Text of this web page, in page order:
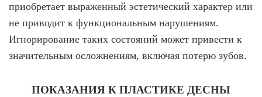
Реставрация зубов
Отбеливание зубов
Эстетическая стоматология
приобретает выраженный эстетический характер или
не приводит к функциональным нарушениям.
Игнорирование таких состояний может привести к
значительным осложнениям, включая потерю зубов.
ПОКАЗАНИЯ К ПЛАСТИКЕ ДЕСНЫ